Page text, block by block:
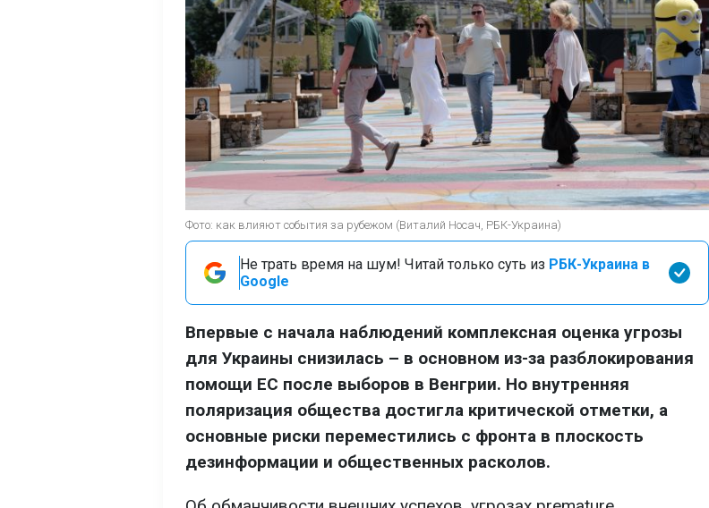
Фото: как влияют события за рубежом (Виталий Носач, РБК-Украина)
Не трать время на шум! Читай только суть из РБК-Украина в
Google
Впервые с начала наблюдений комплексная оценка угрозы
для Украины снизилась – в основном из-за разблокирования
помощи ЕС после выборов в Венгрии. Но внутренняя
поляризация общества достигла критической отметки, а
основные риски переместились с фронта в плоскость
дезинформации и общественных расколов.